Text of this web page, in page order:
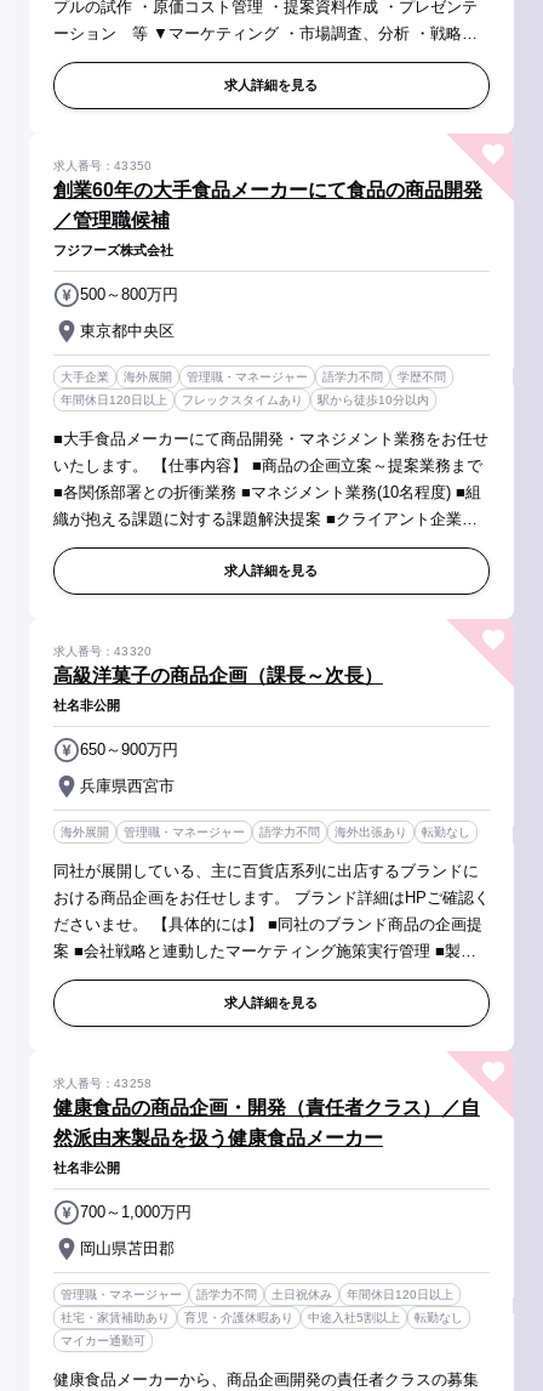
プルの試作 ・原価コスト管理 ・提案資料作成 ・プレゼンテ
ーション 等 ▼マーケティング ・市場調査、分析 ・戦略立
案 ・ニーズ深層分析 等 ご経験に応じ下記の業務もお任せい
たしま...
求人詳細を見る
創業60年の大手食品メーカーにて食品の商品開発
／管理職候補
求人番号：43350
フジフーズ株式会社
東京都中央区
500～800万円
大手企業 海外展開 管理職・マネージャー 語学力不問
学歴不問
年間休日120日以上
フレックスタイムあり 駅から徒歩10分以内
■大手食品メーカーにて商品開発・マネジメント業務をお任せ
いたします。 【仕事内容】 ■商品の企画立案～提案業務まで
■各関係部署との折衝業務 ■マネジメント業務(10名程度) ■組
織が抱える課題に対する課題解決提案 ■クライアント企業へ
のプレゼン・営業業務 【カテゴリー】 ■米飯、軽食(パスタ、
ドリアな...
求人詳細を見る
高級洋菓子の商品企画（課長～次長）
求人番号：43320
社名非公開
兵庫県西宮市
650～900万円
海外展開 管理職・マネージャー 語学力不問 海外出張あり 転勤なし
同社が展開している、主に百貨店系列に出店するブランドに
おける商品企画をお任せします。 ブランド詳細はHPご確認く
ださいませ。 【具体的には】 ■同社のブランド商品の企画提
案 ■会社戦略と連動したマーケティング施策実行管理 ■製造/
販売/商品本部をまたいだ部門横断プロジェクトフォロー業務
■外部協力企業...
求人詳細を見る
健康食品の商品企画・開発（責任者クラス）／自
然派由来製品を扱う健康食品メーカー
求人番号：43258
社名非公開
岡山県苫田郡
700～1,000万円
管理職・マネージャー 語学力不問 土日祝休み
年間休日120日以上
社宅・家賃補助あり
育児・介護休暇あり 中途入社5割以上
転勤なし
マイカー通勤可
健康食品メーカーから、商品企画開発の責任者クラスの募集